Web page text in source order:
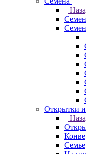
Открытки
Семье